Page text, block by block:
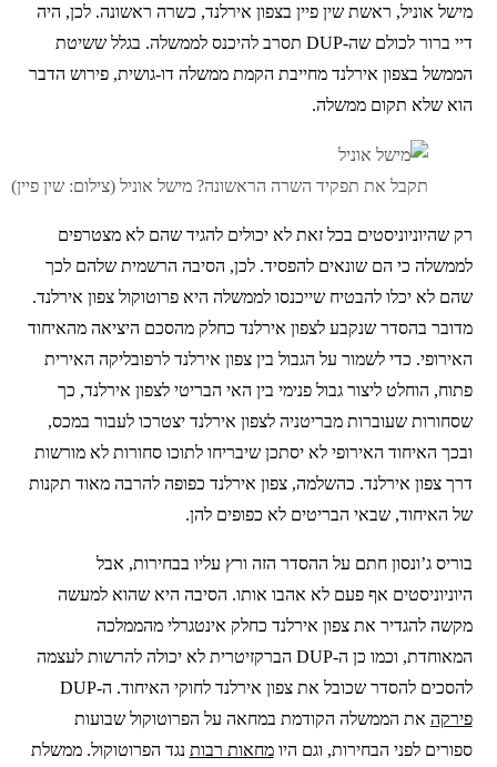
מישל אוניל, ראשת שין פיין בצפון אירלנד, כשרה ראשונה. לכן, היה
דיי ברור לכולם שה-DUP תסרב להיכנס לממשלה. בגלל ששיטת
הממשל בצפון אירלנד מחייבת הקמת ממשלה דו-גושית, פירוש הדבר
הוא שלא תקום ממשלה.
תקבל את תפקיד השרה הראשונה? מישל אוניל (צילום: שין פיין)
רק שהיוניוניסטים בכל זאת לא יכולים להגיד שהם לא מצטרפים
לממשלה כי הם שונאים להפסיד. לכן, הסיבה הרשמית שלהם לכך
שהם לא יכלו להבטיח שייכנסו לממשלה היא פרוטוקול צפון אירלנד.
מדובר בהסדר שנקבע לצפון אירלנד כחלק מהסכם היציאה מהאיחוד
האירופי. כדי לשמור על הגבול בין צפון אירלנד לרפובליקה האירית
פתוח, הוחלט ליצור גבול פנימי בין האי הבריטי לצפון אירלנד, כך
שסחורות שעוברות מבריטניה לצפון אירלנד יצטרכו לעבור במכס,
ובכך האיחוד האירופי לא יסתכן שיבריחו לתוכו סחורות לא מורשות
דרך צפון אירלנד. כהשלמה, צפון אירלנד כפופה להרבה מאוד תקנות
של האיחוד, שבאי הבריטים לא כפופים להן.
בוריס ג’ונסון חתם על ההסדר הזה ורץ עליו בבחירות, אבל
היוניוניסטים אף פעם לא אהבו אותו. הסיבה היא שהוא למעשה
מקשה להגדיר את צפון אירלנד כחלק אינטגרלי מהממלכה
המאוחדת, וכמו כן ה-DUP הברקזיטרית לא יכולה להרשות לעצמה
להסכים להסדר שכובל את צפון אירלנד לחוקי האיחוד. ה-DUP
פירקה את הממשלה הקודמת במחאה על הפרוטוקול שבועות
ספורים לפני הבחירות, וגם היומחאות רבות נגד הפרוטוקול. ממשלת